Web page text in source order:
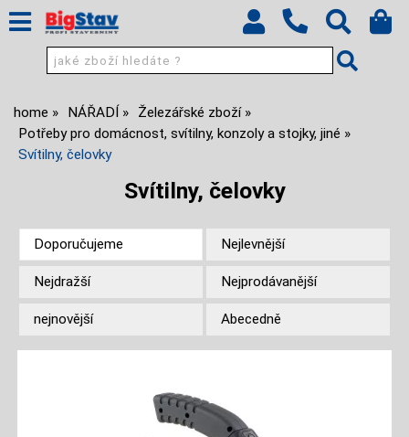
home NÁŘADÍ
Železářské zboží
Potřeby pro domácnost, svítilny, konzoly a stojky, jiné
Svítilny, čelovky
Svítilny, čelovky
Doporučujeme Nejlevnější
Nejdražší Nejprodávanější
nejnovější Abecedně